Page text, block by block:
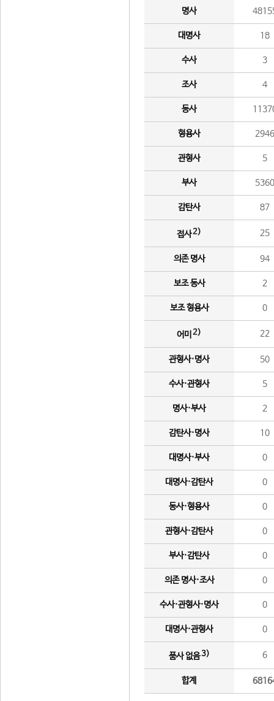
명사
대명사 18
수사 3
조사 4
동사
형용사 2946
관형사 5
부사 5360
감탄사 87
접사2) 25
의존 명사 94
보조 동사 2
보조 형용사 0
어미 2) 22
관형사·명사 50
수사·관형사 5
명사·부사 2
감탄사·명사 10
대명사·부사 0
대명사·감탄사 0
동사·형용사 0
관형사·감탄사 0
부사·감탄사 0
의존 명사·조사 0
수사·관형사·명사 0
대명사·관형사 0
품사 없음3) 6
합계